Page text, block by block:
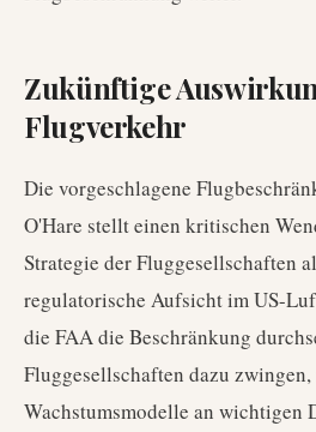
Zukünftige
Flugverkehr
Die vorgeschlagene
O'Hare stellt einen kritischen
Strategie der Fluggesellschaften
regulatorische Aufsicht im US-
die FAA die Beschränkung
Fluggesellschaften dazu
Wachstumsmodelle an wichtigen